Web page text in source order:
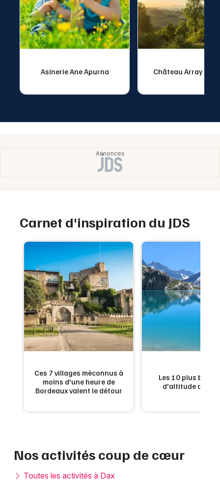
Asinerie Ane Apurna Château Array Dou
Carnet d'inspiration du JDS
Ces 7 villages méconnus à
moins d'une heure de
Bordeaux valent le détour
Les 10 plus
d'altitude de
Nos activités coup de cœur
Toutes les activités à Dax